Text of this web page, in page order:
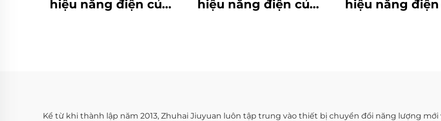
hiệu năng điện của
hiệu năng điện của
hiệu năng điện
Kể từ khi thành lập năm 2013, Zhuhai Jiuyuan luôn tập trung vào thiết bị chuyển đổi năng lượng